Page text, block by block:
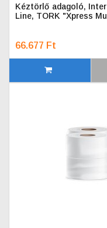
Kéztörlő adagoló,
Line, TORK "Xpress
66.677 Ft